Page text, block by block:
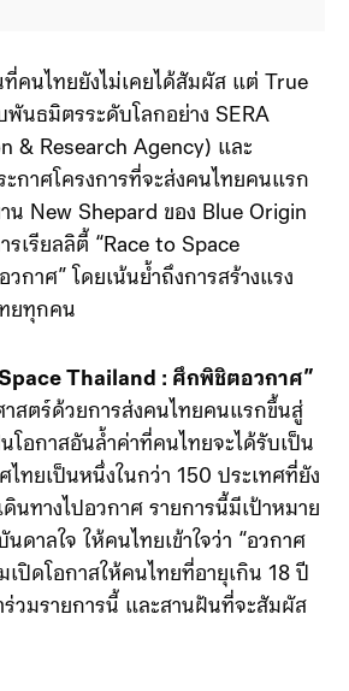
คนไทยยังไม่เคยได้สัมผัส แต่ True
นธมิตรระดับโลกอย่าง SERA
& Research Agency) และ
กาศโครงการที่จะส่งคนไทยคนแรก
New Shepard ของ Blue Origin
เรียลลิตี้ “Race to Space
ยทุกคน
Thailand : ศึกพิชิตอวกาศ”
าสตร์ด้วยการส่งคนไทยคนแรกขึ้นสู่
โอกาสอันล้ำค่าที่คนไทยจะได้รับเป็น
ไทยเป็นหนึ่งในกว่า 150 ประเทศที่ยัง
นทางไปอวกาศ รายการนี้มีเป้าหมาย
ดาลใจ ให้คนไทยเข้าใจว่า “อวกาศ
ปิดโอกาสให้คนไทยที่อายุเกิน 18 ปี